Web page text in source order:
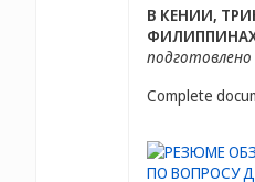
В КЕНИИ,
Complete